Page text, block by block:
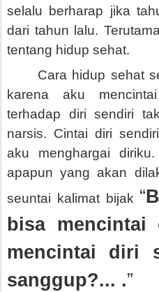
selalu berharap jika
dari tahun lalu.
tentang hidup sehat.
Cara hidup sehat
karena aku
terhadap diri sendiri
narsis. Cintai diri
aku menghargai
apapun yang akan
seuntai kalimat bijak “
bisa
mencintai diri
sanggup?... .”